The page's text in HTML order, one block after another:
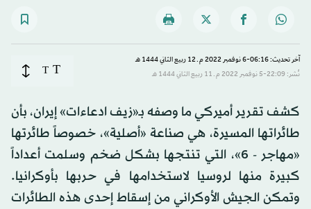
آخر تحديث: 06:16-6 نوفمبر 2022 م ـ 12 ربيع الثاني 1444 هـ
نُشر: 22:09-5 نوفمبر 2022 م ـ 11 ربيع الثاني 1444 هـ
T
T
كشف تقرير أميركي ما وصفه بـ«زيف ادعاءات» إيران، بأن
طائراتها المسيرة، هي صناعة «أصلية»، خصوصاً طائرتها
«مهاجر - 6»، التي تنتجها بشكل ضخم وسلمت أعداداً
كبيرة منها لروسيا لاستخدامها في حربها بأوكرانيا.
وتمكن الجيش الأوكراني من إسقاط إحدى هذه الطائرات